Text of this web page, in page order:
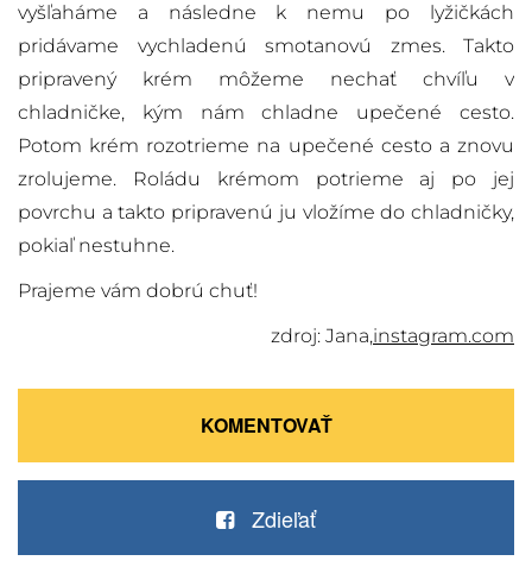
vyšľaháme a následne k nemu po lyžičkách
pridávame vychladenú smotanovú zmes. Takto
pripravený krém môžeme nechať chvíľu v
chladničke, kým nám chladne upečené cesto.
Potom krém rozotrieme na upečené cesto a znovu
zrolujeme. Roládu krémom potrieme aj po jej
povrchu a takto pripravenú ju vložíme do chladničky,
pokiaľ nestuhne.
Prajeme vám dobrú chuť!
zdroj: Jana,instagram.com
KOMENTOVAŤ
Zdieľať